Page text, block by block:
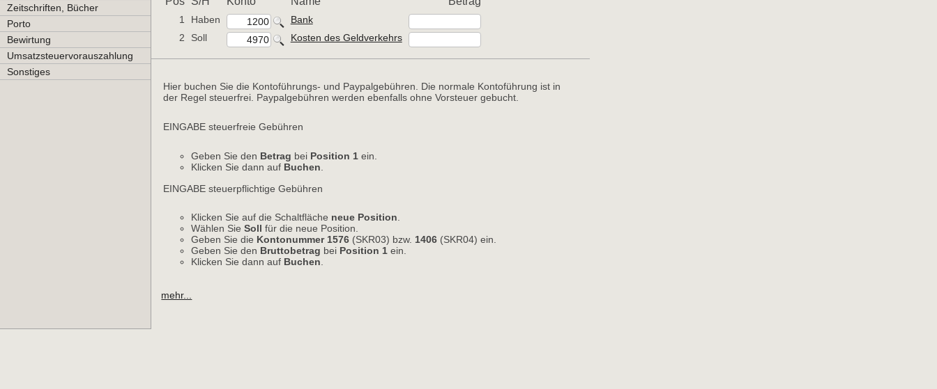
Zeitschriften, Bücher
Porto
Bewirtung
Umsatzsteuervorauszahlung
Sonstiges
1 Haben
Bank
2
Soll Kosten des Geldverkehrs
Hier buchen Sie die Kontoführungs- und Paypalgebühren. Die normale Kontoführung ist in
der Regel steuerfrei. Paypalgebühren werden ebenfalls ohne Vorsteuer gebucht.
EINGABE steuerfreie Gebühren
Geben Sie den Betrag bei Position 1 ein.
Klicken Sie dann auf Buchen
EINGABE steuerpflichtige Gebühren
Klicken Sie auf die Schaltfläche neue Position.
Wählen SieSoll für die neue Position.
Geben Sie die Kontonummer 1576 (SKR03) bzw. 1406 (SKR04) ein.
Geben Sie den Bruttobetrag bei Position 1 ein.
Klicken Sie dann auf Buchen.
mehr...